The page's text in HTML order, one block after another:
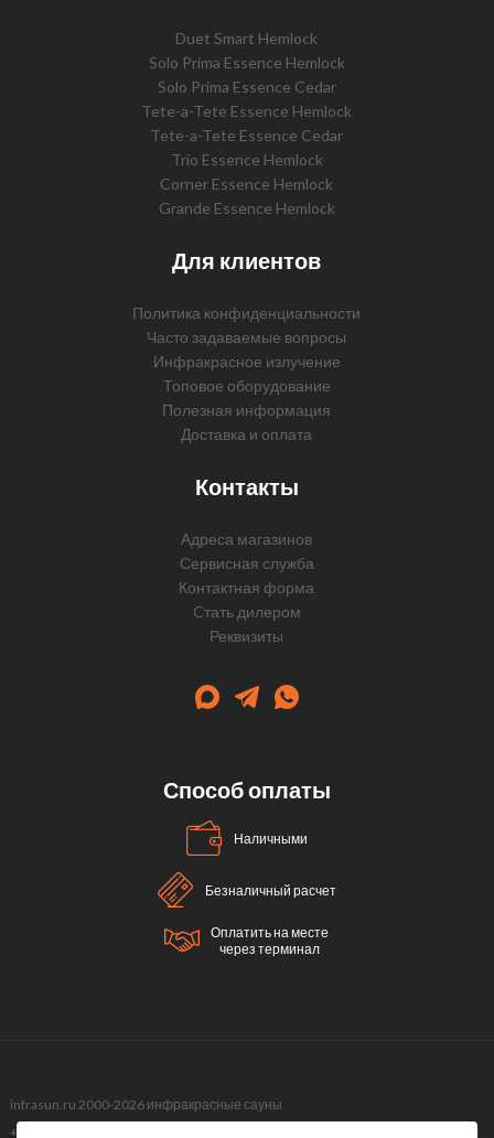
Duet Smart Hemlock
Solo Prima Essence Hemlock
Solo Prima Essence Cedar
Tete-a-Tete Essence Hemlock
Tete-a-Tete Essence Cedar
Trio Essence Hemlock
Corner Essence Hemlock
Grande Essence Hemlock
Для клиентов
Политика конфиденциальности
Часто задаваемые вопросы
Инфракрасное излучение
Топовое оборудование
Полезная информация
Доставка и оплата
Контакты
Адреса магазинов
Сервисная служба
Контактная форма
Cтать дилером
Реквизиты
Способ оплаты
Наличными
Безналичный расчет
Оплатить на месте
через терминал
infrasun.ru 2000-2026 инфракрасные сауны
+7 (499) 495-40-51,